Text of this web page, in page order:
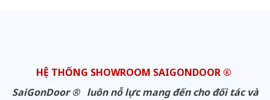
HỆ THỐNG SHOWROOM SAIGONDOOR ®
SaiGonDoor ® luôn nỗ lực mang đến cho đối tác và